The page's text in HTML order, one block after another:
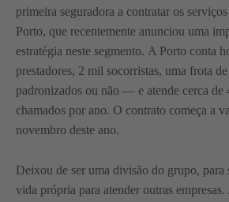
primeira seguradora a contratar os
Porto, que recentemente anunciou uma
estratégia neste segmento. A Porto conta
prestadores, 2 mil socorristas, uma frota
padronizados ou não — e atende cerca de
chamados por ano. O contrato começa a
novembro deste ano.
Deixou de ser uma divisão do grupo, para
vida própria para atender outras